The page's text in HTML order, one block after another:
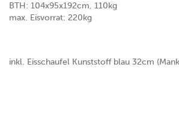
BTH: 104x95x192cm, 110kg
max. Eisvorrat: 220kg
inkl. Eisschaufel Kunststoff blau 32cm